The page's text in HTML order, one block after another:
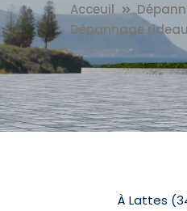
Acceuil
Dépannage
À Lattes